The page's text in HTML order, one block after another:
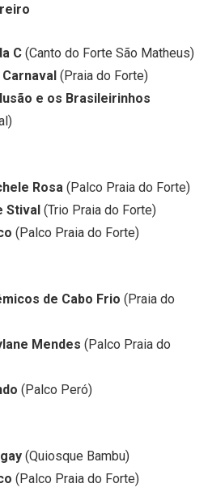
C (Canto do Forte São Matheus)
(Praia do Forte)
e os Brasileirinhos
Rosa (Palco Praia do Forte)
Stival (Trio Praia do Forte)
(Palco Praia do Forte)
de Cabo Frio (Praia do
Mendes (Palco Praia do
(Palco Peró)
(Quiosque Bambu)
(Palco Praia do Forte)